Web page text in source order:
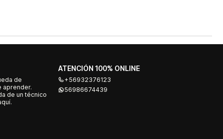
de
aprender.
de un técnico
ATENCIÓN 100% ONLINE
+56932376123
56986674439